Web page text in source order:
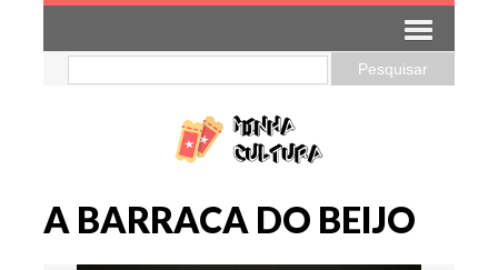
A BARRACA DO BEIJO